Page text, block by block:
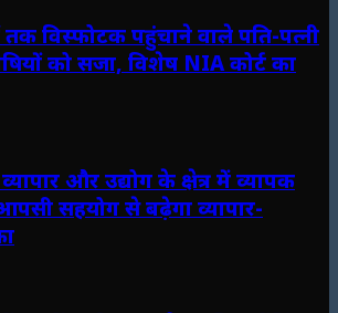
तक विस्फोटक पहुंचाने वाले पति-पत्नी
को सजा, विशेष NIA कोर्ट का
और उद्योग के क्षेत्र में व्यापक
सहयोग से बढ़ेगा व्यापार-